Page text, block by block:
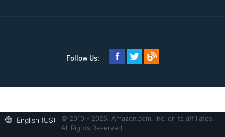
Follow Us:
English (US)
© 2010 - 2026, Amazon.com, Inc. or its affiliates.
All Rights Reserved.